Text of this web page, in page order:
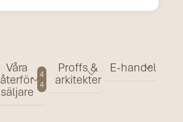
Våra
återför
säljare
4
4
Proffs &
arkitekter
E-handel